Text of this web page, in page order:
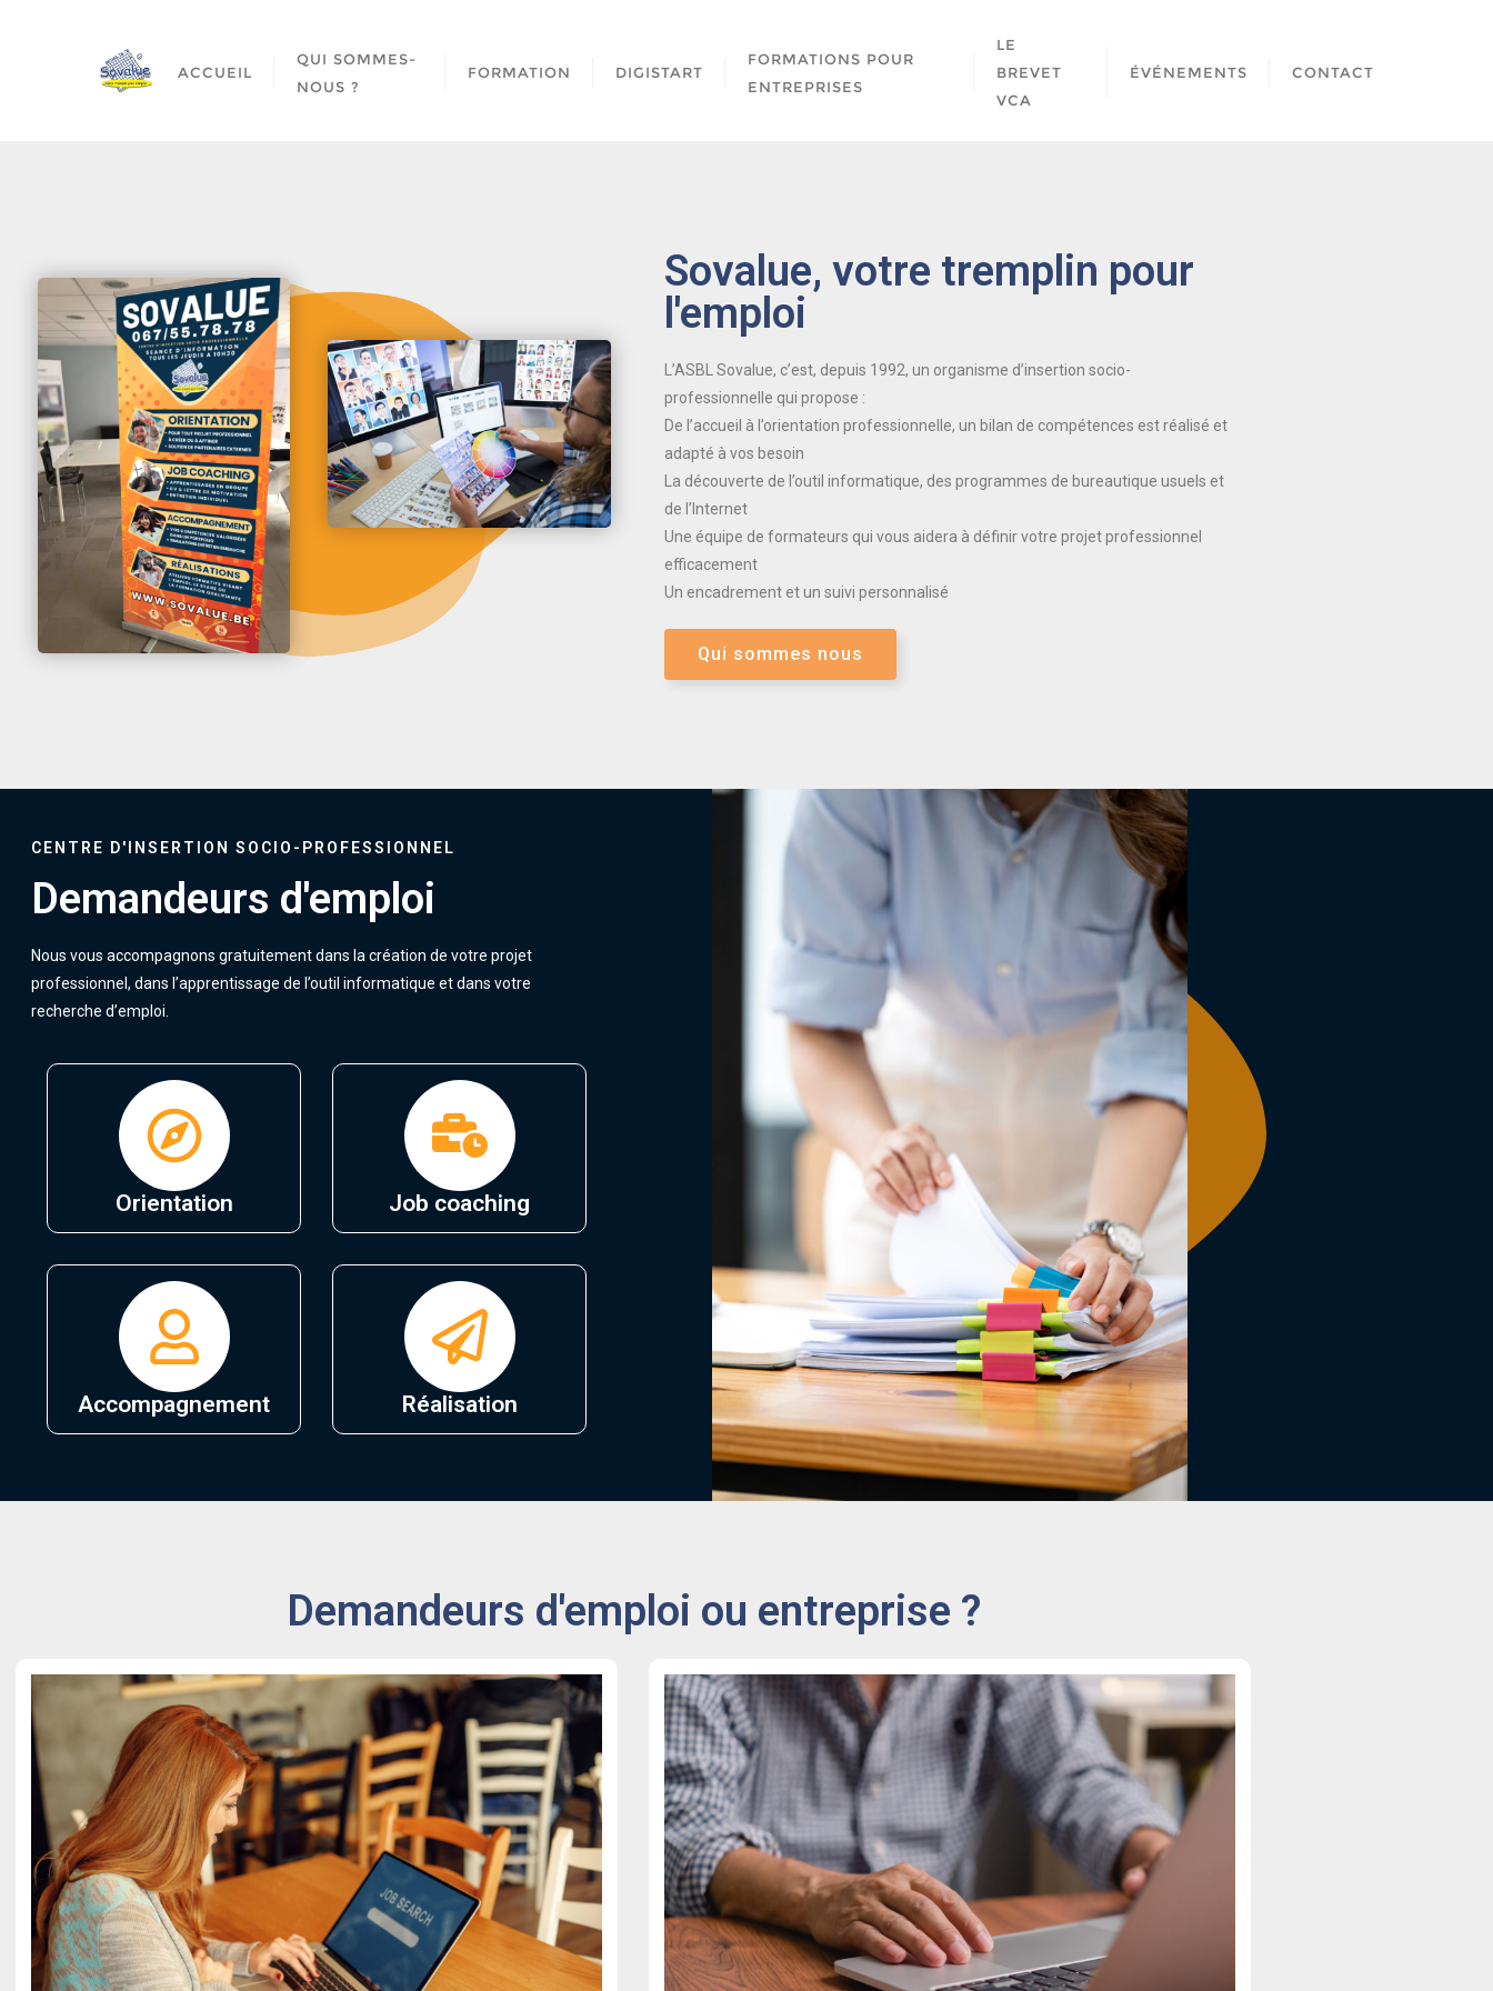
ACCUEIL
QUI SOMMES-
NOUS ?
FORMATION DIGISTART
FORMATIONS POUR
ENTREPRISES
LE
BREVET
VCA
ÉVÉNEMENTS CONTACT
Sovalue, votre tremplin pour
l'emploi
L’ASBL Sovalue, c’est, depuis 1992, un organisme d’insertion socio-
professionnelle qui propose :
De l’accueil à l’orientation professionnelle, un bilan de compétences est réalisé et
adapté à vos besoin
La découverte de l’outil informatique, des programmes de bureautique usuels et
de l’Internet
Une équipe de formateurs qui vous aidera à définir votre projet professionnel
efficacement
Un encadrement et un suivi personnalisé
Qui sommes nous
CENTRE D'INSERTION SOCIO-PROFESSIONNEL
Demandeurs d'emploi
Nous vous accompagnons gratuitement dans la création de votre projet
professionnel, dans l’apprentissage de l’outil informatique et dans votre
recherche d’emploi.
Orientation Job coaching
Accompagnement Réalisation
Demandeurs d'emploi ou entreprise ?